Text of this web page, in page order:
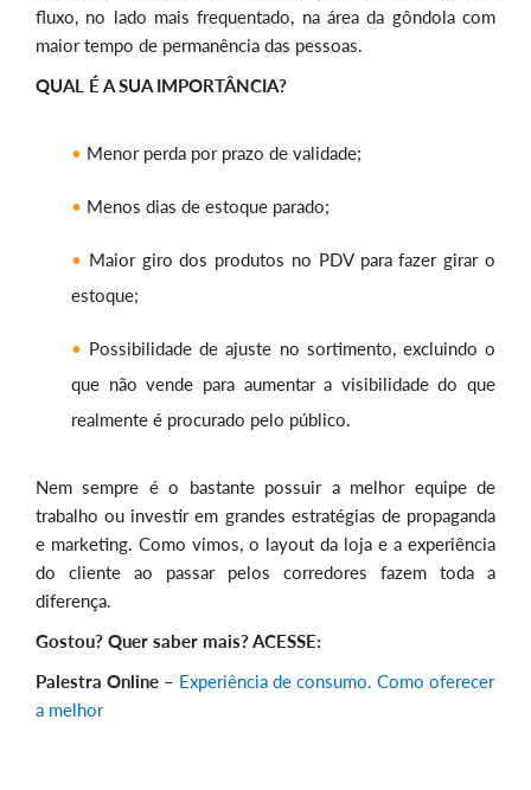
fluxo, no lado mais frequentado, na área da gôndola com
maior tempo de permanência das pessoas.
QUAL É A SUA IMPORTÂNCIA?
Menor perda por prazo de validade;
Menos dias de estoque parado;
Maior giro dos produtos no PDV para fazer girar o
estoque;
Possibilidade de ajuste no sortimento, excluindo o
que não vende para aumentar a visibilidade do que
realmente é procurado pelo público.
Nem sempre é o bastante possuir a melhor equipe de
trabalho ou investir em grandes estratégias de propaganda
e marketing. Como vimos, o layout da loja e a experiência
do cliente ao passar pelos corredores fazem toda a
diferença.
Gostou? Quer saber mais? ACESSE:
Palestra Online – Experiência de consumo. Como oferecer
a melhor